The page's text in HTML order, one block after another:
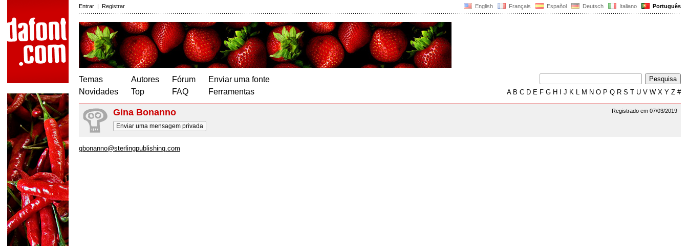
English Français Español Deutsch Italiano Português
Entrar | Registrar
Temas
Novidades
Autores
Top
Fórum
FAQ
Enviar uma fonte
Ferramentas
AB C D E F G H J K L M N O P Q R S T U V W X Y Z #
Registrado em 07/03/2019
Gina Bonanno
Enviar uma mensagem privada
gbonanno@sterlingpublishing.com